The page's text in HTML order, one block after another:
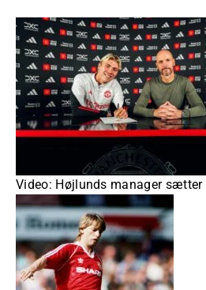
Video: Højlunds manager sætter